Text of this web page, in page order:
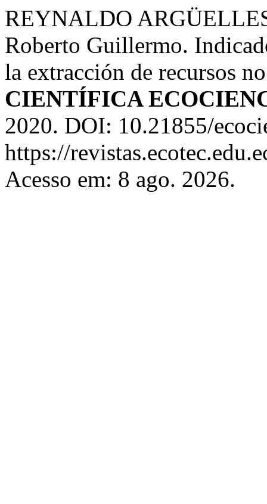
REYNALDO
Roberto Guillermo.
la extracción de recursos
CIENTÍFICA
2020. DOI: 10.21855/
https://
Acesso em: 8 ago. 2026.